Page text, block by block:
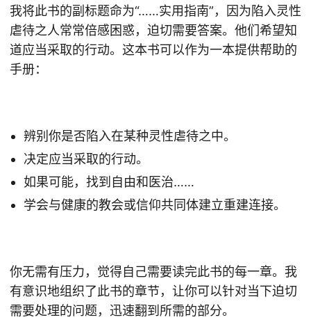
我将此书的副标题命为“……实用指南”，因为陷入灵性
虐待之人常常倍感困惑，迫切需要答案。他们希望知
道应当采取的行动。这本书可以作为一本提供帮助的
手册：
辨别你是否陷入在某种灵性虐待之中。
决定应当采取的行动。
如果可能，找到自由和医治……
学会与健康的教会或信仰共同体建立重建连接。
你无需有压力，觉得自己需要读完此书的每一章。我
有意识地组织了此书的章节，让你可以针对当下迫切
需要处理的问题，迅速翻到所需的部分。